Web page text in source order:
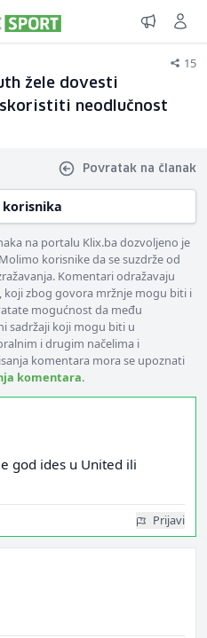
15
žele dovesti
neodlučnost
Povratak na članak
korisnika
na portalu Klix.ba dozvoljeno je
korisnike da se suzdrže od
Komentari odražavaju
zbog govora mržnje mogu biti i
mogućnost da među
sadržaji koji mogu biti u
i drugim načelima i
komentara mora se upoznati
komentara.
god ides u United ili
Prijavi